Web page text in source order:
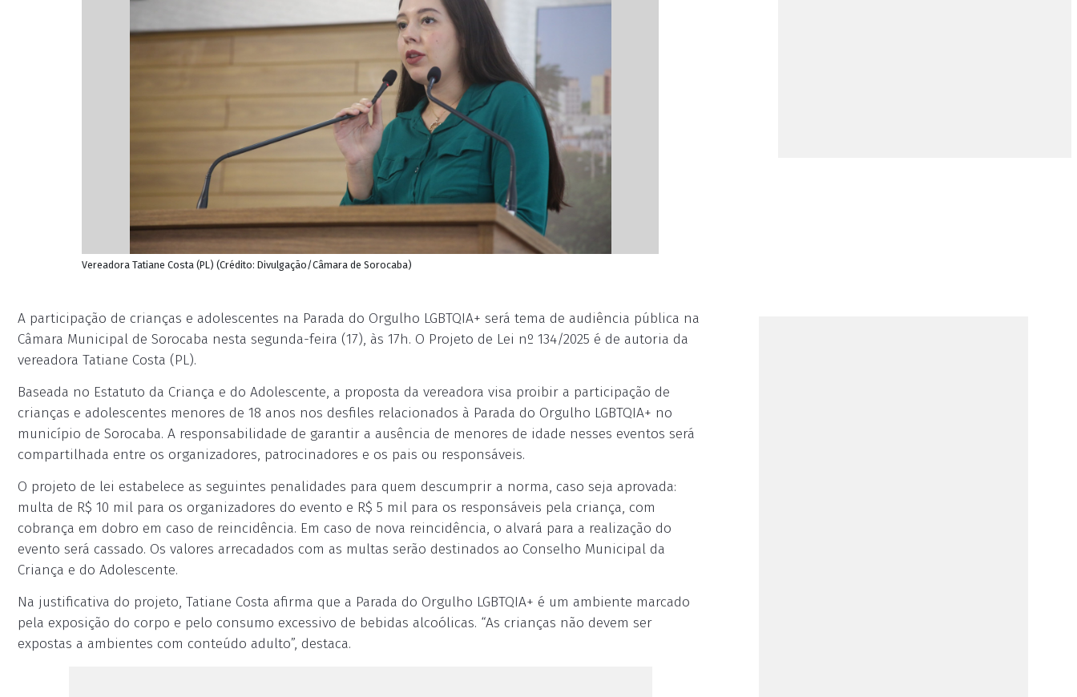
Vereadora Tatiane Costa (PL) (Crédito: Divulgação/Câmara de Sorocaba)
A participação de crianças e adolescentes na Parada do Orgulho LGBTQIA+ será tema de audiência pública na
Câmara Municipal de Sorocaba nesta segunda-feira (17), às 17h. O Projeto de Lei nº 134/2025 é de autoria da
vereadora Tatiane Costa (PL).
Baseada no Estatuto da Criança e do Adolescente, a proposta da vereadora visa proibir a participação de
crianças e adolescentes menores de 18 anos nos desfiles relacionados à Parada do Orgulho LGBTQIA+ no
município de Sorocaba. A responsabilidade de garantir a ausência de menores de idade nesses eventos será
compartilhada entre os organizadores, patrocinadores e os pais ou responsáveis.
O projeto de lei estabelece as seguintes penalidades para quem descumprir a norma, caso seja aprovada:
multa de R$ 10 mil para os organizadores do evento e R$ 5 mil para os responsáveis pela criança, com
cobrança em dobro em caso de reincidência. Em caso de nova reincidência, o alvará para a realização do
evento será cassado. Os valores arrecadados com as multas serão destinados ao Conselho Municipal da
Criança e do Adolescente.
Na justificativa do projeto, Tatiane Costa afirma que a Parada do Orgulho LGBTQIA+ é um ambiente marcado
pela exposição do corpo e pelo consumo excessivo de bebidas alcoólicas. “As crianças não devem ser
expostas a ambientes com conteúdo adulto”, destaca.